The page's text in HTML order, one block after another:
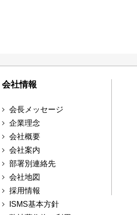
会社情報
会長メッセージ
企業理念
会社概要
会社案内
部署別連絡先
会社地図
採用情報
ISMS基本方針